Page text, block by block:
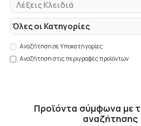
Αναζήτηση σε Υποκατηγορίες
Αναζήτηση στις περιγραφές προϊόντων
Προϊόντα σύμφωνα με
αναζήτησης